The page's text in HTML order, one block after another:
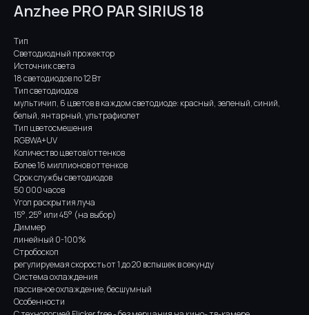
Anzhee PRO PAR SIRIUS 18
Тип
Светодиодный прожектор
Источник света
18 светодиодов по 12 Вт
Тип светодиодов
мультичип, 6 цветов в каждом светодиоде: красный, зеленый, синий,
белый, янтарный, ультрафиолет
Тип цветосмешения
RGBWA+UV
Количество цветов/оттенков
Более 16 миллионов оттенков
Срок службы светодиодов
50 000 часов
Угол раскрытия луча
15°, 25° или 45° (на выбор)
Диммер
линейный 0-100%
Стробоскоп
регулируемая скорость от 1 до 20 вспышек в секунду
Система охлаждения
пассивное охлаждение, бесшумный
Особенности